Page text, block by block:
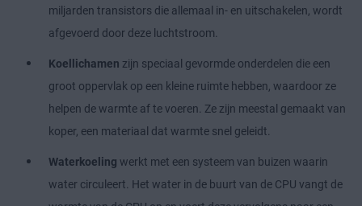
miljarden transistors die allemaal in- en uitschakelen, wordt
afgevoerd door deze luchtstroom.
Koellichamen zijn speciaal gevormde onderdelen die een
groot oppervlak op een kleine ruimte hebben, waardoor ze
helpen de warmte af te voeren. Ze zijn meestal gemaakt van
koper, een materiaal dat warmte snel geleidt.
Waterkoeling werkt met een systeem van buizen waarin
water circuleert. Het water in de buurt van de CPU vangt de